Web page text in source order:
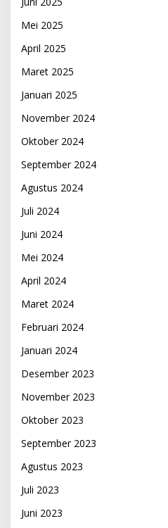
Mei 2025
April 2025
Maret 2025
Januari 2025
November 2024
Oktober 2024
September 2024
Agustus 2024
Juli 2024
Juni 2024
Mei 2024
April 2024
Maret 2024
Februari 2024
Januari 2024
Desember 2023
November 2023
Oktober 2023
September 2023
Agustus 2023
Juli 2023
Juni 2023